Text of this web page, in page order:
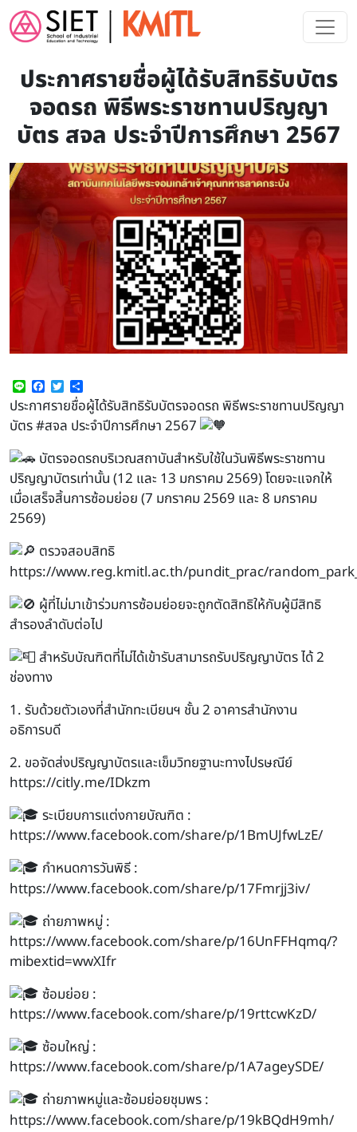
Skip to main content
ประกาศรายชื่อผู้ได้รับสิทธิรับบัตร
จอดรถ พิธีพระราชทานปริญญา
บัตร สจล ประจำปีการศึกษา 2567
Line Facebook
Twitter
ประกาศรายชื่อผู้ได้รับสิทธิรับบัตรจอดรถ พิธีพระราชทานปริญญา
บัตร#สจล ประจำปีการศึกษา 2567
บัตรจอดรถบริเวณสถาบันสำหรับใช้ในวันพิธีพระราชทาน
ปริญญาบัตรเท่านั้น (12 และ 13 มกราคม 2569) โดยจะแจกให้
เมื่อเสร็จสิ้นการซ้อมย่อย (7 มกราคม 2569 และ 8 มกราคม
2569)
ตรวจสอบสิทธิ
https://www.reg.kmitl.ac.th/pundit_prac/
ผู้ที่ไม่มาเข้าร่วมการซ้อมย่อยจะถูกตัดสิทธิให้กับผู้มีสิทธิ
สำรองลำดับต่อไป
สำหรับบัณฑิตที่ไม่ได้เข้ารับสามารถรับปริญญาบัตร ได้ 2
ช่องทาง
1. รับด้วยตัวเองที่สำนักทะเบียนฯ ชั้น 2 อาคารสำนักงาน
อธิการบดี
2. ขอจัดส่งปริญญาบัตรและเข็มวิทยฐานะทางไปรษณีย์
https://citly.me/IDkzm
ระเบียบการแต่งกายบัณฑิต :
https://www.facebook.com/share/p/1BmUJfwLzE/
กำหนดการวันพิธี :
https://www.facebook.com/share/p/17Fmrjj3iv/
ถ่ายภาพหมู่ :
https://www.facebook.com/share/p/16UnFFHqmq/?
mibextid=wwXIfr
ซ้อมย่อย :
https://www.facebook.com/share/p/19rttcwKzD/
ซ้อมใหญ่ :
https://www.facebook.com/share/p/1A7ageySDE/
ถ่ายภาพหมู่และซ้อมย่อยชุมพร :
https://www.facebook.com/share/p/19kBQdH9mh/